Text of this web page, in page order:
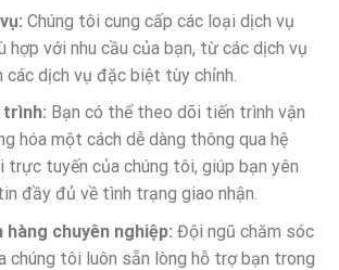
Chúng tôi cung cấp các loại dịch vụ
hợp với nhu cầu của bạn, từ các dịch vụ
các dịch vụ đặc biệt tùy chỉnh.
trình: Bạn có thể theo dõi tiến trình vận
hóa một cách dễ dàng thông qua hệ
trực tuyến của chúng tôi, giúp bạn yên
đầy đủ về tình trạng giao nhận.
hàng chuyên nghiệp: Đội ngũ chăm sóc
chúng tôi luôn sẵn lòng hỗ trợ bạn trong